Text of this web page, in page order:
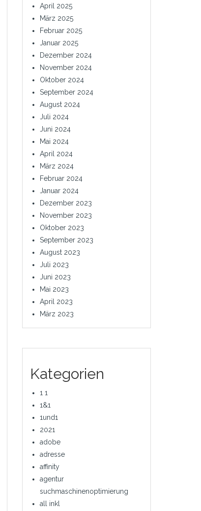
April 2025
März 2025
Februar 2025
Januar 2025
Dezember 2024
November 2024
Oktober 2024
September 2024
August 2024
Juli 2024
Juni 2024
Mai 2024
April 2024
März 2024
Februar 2024
Januar 2024
Dezember 2023
November 2023
Oktober 2023
September 2023
August 2023
Juli 2023
Juni 2023
Mai 2023
April 2023
März 2023
Kategorien
1 1
1&1
1und1
2021
adobe
adresse
affinity
agentur
suchmaschinenoptimierung
all inkl